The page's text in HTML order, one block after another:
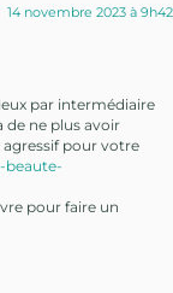
14 novembre 2023 à 9h42
par intermédiaire
de ne plus avoir
agressif pour votre
beaute-
pour faire un